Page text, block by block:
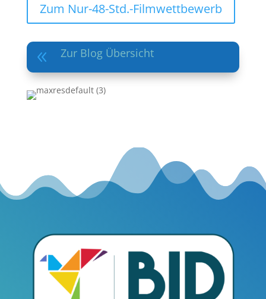
Zum Nur-48-Std.-Filmwettbewerb
8 Zur Blog Übersicht